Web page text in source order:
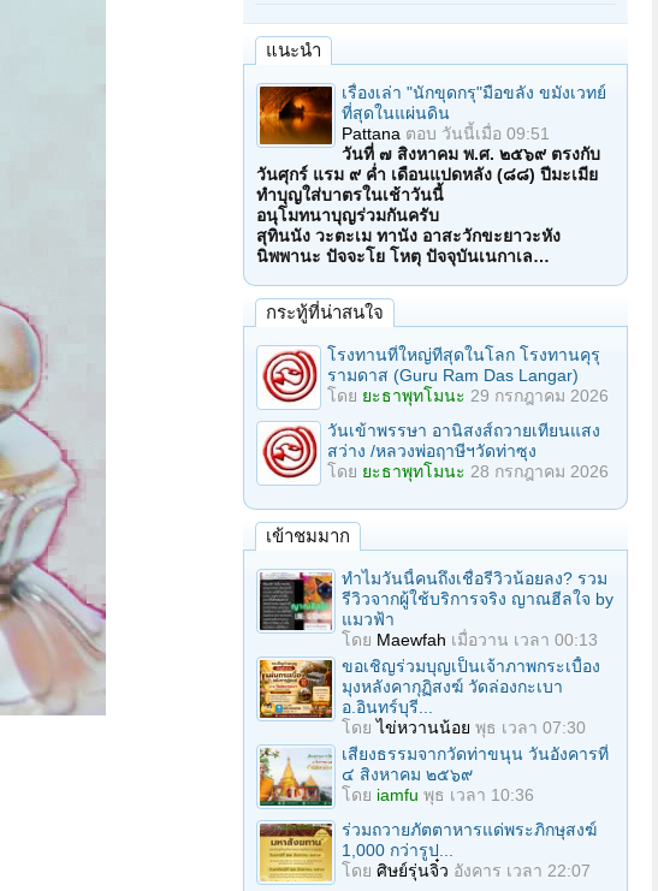
แนะนำ
เรื่องเล่า "นักขุดกรุ"มือขลัง ขมังเวทย์
ที่สุดในแผ่นดิน
Pattana ตอบ วันนี้เมื่อ 09:51
วันที่ ๗ สิงหาคม พ.ศ. ๒๕๖๙ ตรงกับ
วันศุกร์ แรม ๙ ค่ำ เดือนแปดหลัง (๘๘) ปีมะเมีย
ทำบุญใส่บาตรในเช้าวันนี้
อนุโมทนาบุญร่วมกันครับ
สุทินนัง วะตะเม ทานัง อาสะวักขะยาวะหัง
นิพพานะ ปัจจะโย โหตุ ปัจจุบันเนกาเล…
กระทู้ที่น่าสนใจ
โรงทานที่ใหญ่ทีสุดในโลก โรงทานคุรุ
รามดาส (Guru Ram Das Langar)
โดย ยะธาพุทโมนะ 29 กรกฎาคม 2026
วันเข้าพรรษา อานิสงส์ถวายเทียนแสง
สว่าง /หลวงพ่อฤาษีฯวัดท่าซุง
โดย ยะธาพุทโมนะ 28 กรกฎาคม 2026
เข้าชมมาก
ทำไมวันนี้คนถึงเชื่อรีวิวน้อยลง? รวม
รีวิวจากผู้ใช้บริการจริง ญาณฮีลใจ by
แมวฟ้า
โดย Maewfah เมื่อวาน เวลา 00:13
ขอเชิญร่วมบุญเป็นเจ้าภาพกระเบื้อง
มุงหลังคากุฏิสงฆ์ วัดล่องกะเบา
อ.อินทร์บุรี...
โดยไข่หวานน้อย พุธ เวลา 07:30
เสียงธรรมจากวัดท่าขนุน วันอังคารที่
๔ สิงหาคม ๒๕๖๙
โดย iamfu พุธ เวลา 10:36
ร่วมถวายภัตตาหารแด่พระภิกษุสงฆ์
1,000 กว่ารูป...
โดย ศิษย์รุ่นจิ๋ว อังคาร เวลา 22:07